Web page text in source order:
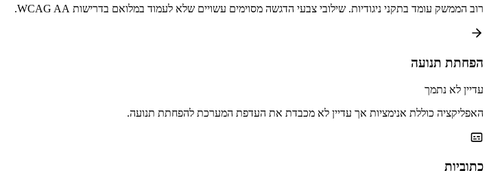
רוב הממשק עומד בתקני ניגודיות. שילובי צבעי הדגשה מסוימים עשויים שלא לעמוד במלואם בדרישות WCAG AA.
הפחתת תנועה
עדיין לא נתמך
האפליקציה כוללת אנימציות אך עדיין לא מכבדת את העדפת המערכת להפחתת תנועה.
כתוביות